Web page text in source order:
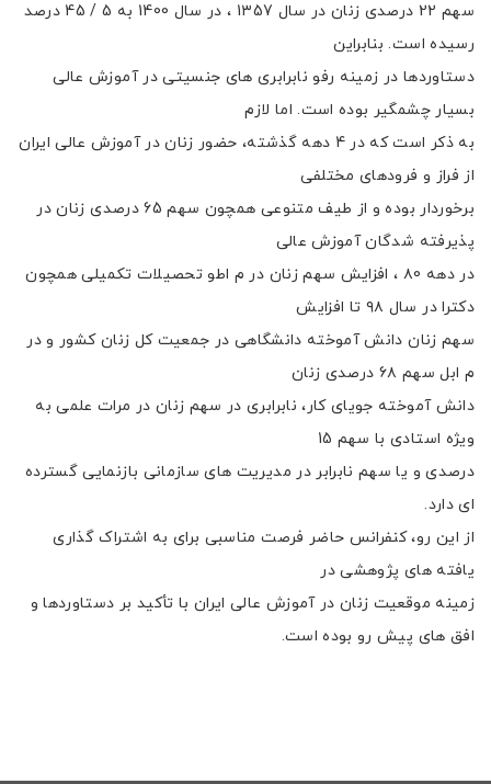
سهم 22 درصدی زنان در سال 1۳57 ، در سال 1400 به 5 / 45 درصد
رسیده است. بنابراین
دستاوردها در زمینه رفو نابرابری های جنسیتی در آموزش عالی
بسیار چشمگیر بوده است. اما لازم
به ذکر است که در 4 دهه گذشته، حضور زنان در آموزش عالی ایران
از فراز و فرودهای مختلفی
برخوردار بوده و از طیف متنوعی همچون سهم 65 درصدی زنان در
پذیرفته شدگان آموزش عالی
در دهه ۸0 ، افزایش سهم زنان در م اطو تحصیلات تکمیلی همچون
دکترا در سال ۹۸ تا افزایش
سهم زنان دانش آموخته دانشگاهی در جمعیت کل زنان کشور و در
م ابل سهم 6۸ درصدی زنان
دانش آموخته جویای کار، نابرابری در سهم زنان در مرات علمی به
ویژه استادی با سهم 15
درصدی و یا سهم نابرابر در مدیریت های سازمانی بازنمایی گسترده
ای دارد.
از این رو، کنفرانس حاضر فرصت مناسبی برای به اشتراک گذاری
یافته های پژوهشی در
زمینه موقعیت زنان در آموزش عالی ایران با تأکید بر دستاوردها و
افق های پیش رو بوده است.